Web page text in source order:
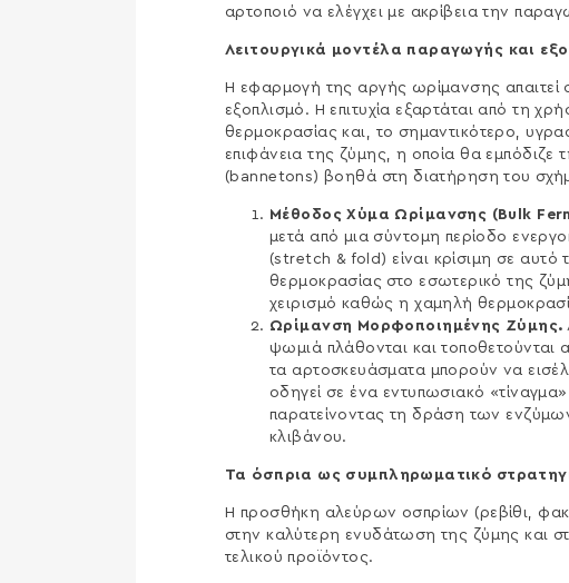
αρτοποιό να ελέγχει με ακρίβεια την
Λειτουργικά μοντέλα παραγωγής και
Η εφαρμογή της αργής ωρίμανσης απαιτεί
εξοπλισμό. Η επιτυχία εξαρτάται από τη
θερμοκρασίας και, το σημαντικότερο,
επιφάνεια της ζύμης, η οποία θα
(bannetons) βοηθά στη διατήρηση του
Μέθοδος Χύμα Ωρίμανσης (Bulk
μετά από μια σύντομη περίοδο
(stretch & fold) είναι κρίσιμη σε αυτό
θερμοκρασίας στο εσωτερικό της
χειρισμό καθώς η χαμηλή
Ωρίμανση Μορφοποιημένης Ζύμης.
ψωμιά πλάθονται και τοποθετούνται
τα αρτοσκευάσματα μπορούν να
οδηγεί σε ένα εντυπωσιακό
παρατείνοντας τη δράση των
κλιβάνου.
Τα όσπρια ως συμπληρωματικό
Η προσθήκη αλεύρων οσπρίων (ρεβίθι,
στην καλύτερη ενυδάτωση της ζύμης και
τελικού προϊόντος.